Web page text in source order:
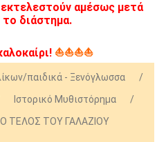
αμέσως μετά
διάστημα.
⛵⛵⛵⛵
παιδικά - Ξενόγλωσσα
/
Ιστορικό Μυθιστόρημα
/
ΤΕΛΟΣ ΤΟΥ ΓΑΛΑΖΙΟΥ